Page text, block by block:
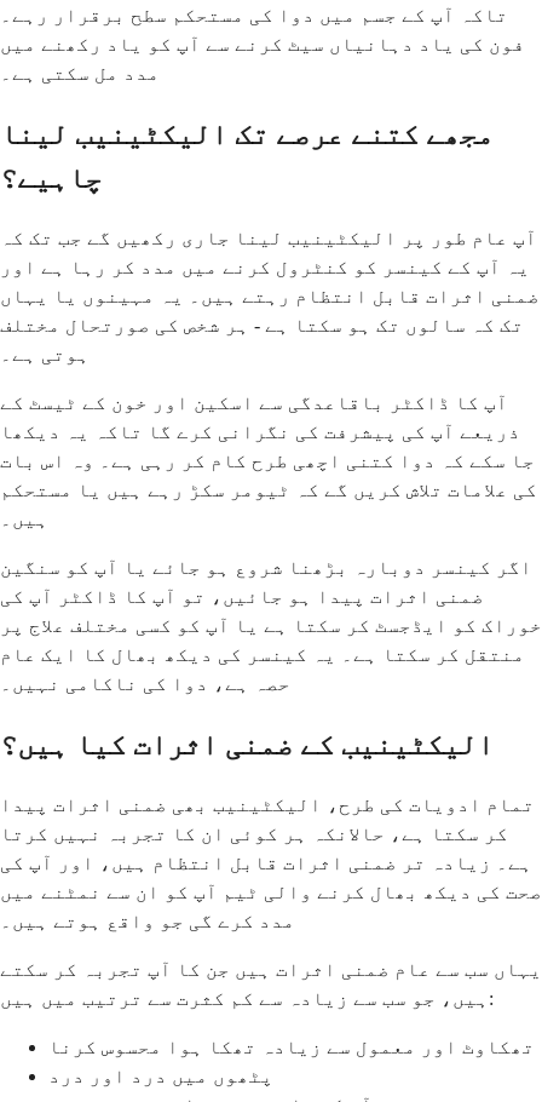
تاکہ آپ کے جسم میں دوا کی مستحکم سطح برقرار رہے۔
فون کی یاد دہانیاں سیٹ کرنے سے آپ کو یاد رکھنے میں
مدد مل سکتی ہے۔
مجھے کتنے عرصے تک الیکٹینیب لینا
چاہیے؟
آپ عام طور پر الیکٹینیب لینا جاری رکھیں گے جب تک کہ
یہ آپ کے کینسر کو کنٹرول کرنے میں مدد کر رہا ہے اور
ضمنی اثرات قابل انتظام رہتے ہیں۔ یہ مہینوں یا یہاں
تک کہ سالوں تک ہو سکتا ہے - ہر شخص کی صورتحال مختلف
ہوتی ہے۔
آپ کا ڈاکٹر باقاعدگی سے اسکین اور خون کے ٹیسٹ کے
ذریعے آپ کی پیشرفت کی نگرانی کرے گا تاکہ یہ دیکھا
جا سکے کہ دوا کتنی اچھی طرح کام کر رہی ہے۔ وہ اس بات
کی علامات تلاش کریں گے کہ ٹیومر سکڑ رہے ہیں یا مستحکم
ہیں۔
اگر کینسر دوبارہ بڑھنا شروع ہو جائے یا آپ کو سنگین
ضمنی اثرات پیدا ہو جائیں، تو آپ کا ڈاکٹر آپ کی
خوراک کو ایڈجسٹ کر سکتا ہے یا آپ کو کسی مختلف علاج پر
منتقل کر سکتا ہے۔ یہ کینسر کی دیکھ بھال کا ایک عام
حصہ ہے، دوا کی ناکامی نہیں۔
الیکٹینیب کے ضمنی اثرات کیا ہیں؟
تمام ادویات کی طرح، الیکٹینیب بھی ضمنی اثرات پیدا
کر سکتا ہے، حالانکہ ہر کوئی ان کا تجربہ نہیں کرتا
ہے۔ زیادہ تر ضمنی اثرات قابل انتظام ہیں، اور آپ کی
صحت کی دیکھ بھال کرنے والی ٹیم آپ کو ان سے نمٹنے میں
مدد کرے گی جو واقع ہوتے ہیں۔
یہاں سب سے عام ضمنی اثرات ہیں جن کا آپ تجربہ کر سکتے
ہیں، جو سب سے زیادہ سے کم کثرت سے ترتیب میں ہیں:
تھکاوٹ اور معمول سے زیادہ تھکا ہوا محسوس کرنا
پٹھوں میں درد اور درد